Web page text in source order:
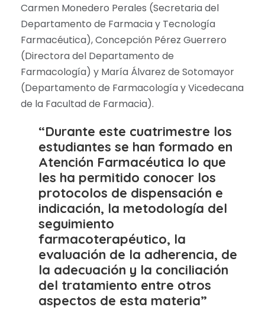
Carmen Monedero Perales (Secretaria del
Departamento de Farmacia y Tecnología
Farmacéutica), Concepción Pérez Guerrero
(Directora del Departamento de
Farmacología) y María Álvarez de Sotomayor
(Departamento de Farmacología y Vicedecana
de la Facultad de Farmacia).
“Durante este cuatrimestre los
estudiantes se han formado en
Atención Farmacéutica lo que
les ha permitido conocer los
protocolos de dispensación e
indicación, la metodología del
seguimiento
farmacoterapéutico, la
evaluación de la adherencia, de
la adecuación y la conciliación
del tratamiento entre otros
aspectos de esta materia”